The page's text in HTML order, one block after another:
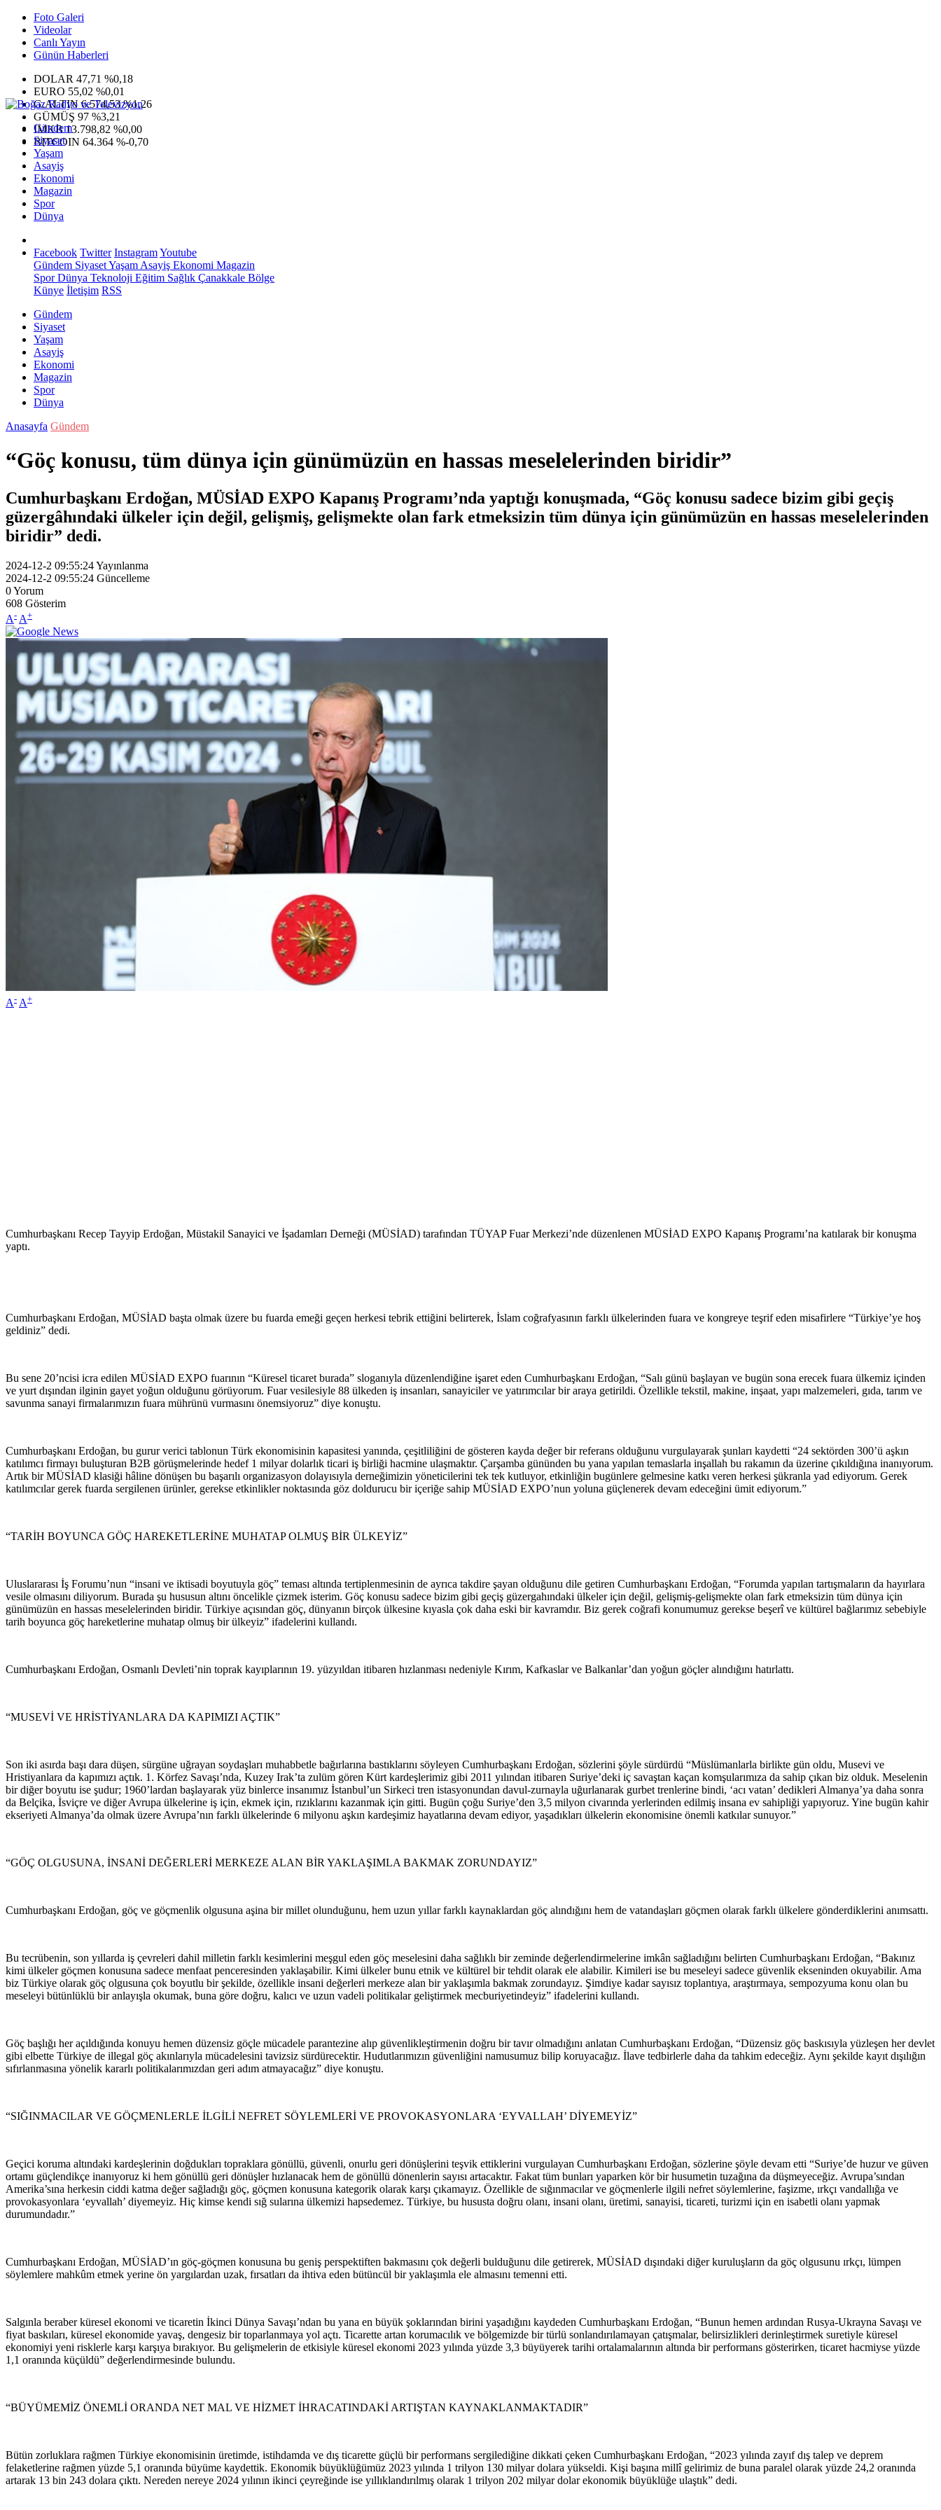
Foto Galeri
Videolar
Canlı Yayın
Günün Haberleri
DOLAR 47,71 %0,18
EURO 55,02 %0,01
G.ALTIN6.574,53 %1,26
GÜMÜŞ 97 %3,21
IMKB13.798,82 %0,00
BITCOIN 64.364 %-0,70
Gündem
Siyaset
Yaşam
Asayiş
Ekonomi
Magazin
Spor
Dünya
Facebook Twitter InstagramYoutube
Gündem SiyasetYaşam Asayiş Ekonomi Magazin
SporDünya Teknoloji Eğitim Sağlık Çanakkale Bölge
Künye İletişim RSS
Gündem
Siyaset
Yaşam
Asayiş
Ekonomi
Magazin
Spor
Dünya
Anasayfa Gündem
“Göç konusu, tüm dünya için günümüzün en hassas meselelerinden biridir”
Cumhurbaşkanı Erdoğan, MÜSİAD EXPO Kapanış Programı’nda yaptığı konuşmada, “Göç konusu sadece bizim gibi geçiş
güzergâhındaki ülkeler için değil, gelişmiş, gelişmekte olan fark etmeksizin tüm dünya için günümüzün en hassas meselelerinden
biridir” dedi.
2024-12-2 09:55:24Yayınlanma
2024-12-2 09:55:24 Güncelleme
0Yorum
608 Gösterim
A- A+
A- A+
Cumhurbaşkanı Recep Tayyip Erdoğan, Müstakil Sanayici ve İşadamları Derneği (MÜSİAD) tarafından TÜYAP Fuar Merkezi’nde düzenlenen MÜSİAD EXPO Kapanış Programı’na katılarak bir konuşma
yaptı.
Cumhurbaşkanı Erdoğan, MÜSİAD başta olmak üzere bu fuarda emeği geçen herkesi tebrik ettiğini belirterek, İslam coğrafyasının farklı ülkelerinden fuara ve kongreye teşrif eden misafirlere “Türkiye’ye hoş
geldiniz” dedi.
Bu sene 20’ncisi icra edilen MÜSİAD EXPO fuarının “Küresel ticaret burada” sloganıyla düzenlendiğine işaret eden Cumhurbaşkanı Erdoğan, “Salı günü başlayan ve bugün sona erecek fuara ülkemiz içinden
ve yurt dışından ilginin gayet yoğun olduğunu görüyorum. Fuar vesilesiyle 88 ülkeden iş insanları, sanayiciler ve yatırımcılar bir araya getirildi. Özellikle tekstil, makine, inşaat, yapı malzemeleri, gıda, tarım ve
savunma sanayi firmalarımızın fuara mührünü vurmasını önemsiyoruz” diye konuştu.
Cumhurbaşkanı Erdoğan, bu gurur verici tablonun Türk ekonomisinin kapasitesi yanında, çeşitliliğini de gösteren kayda değer bir referans olduğunu vurgulayarak şunları kaydetti “24 sektörden 300’ü aşkın
katılımcı firmayı buluşturan B2B görüşmelerinde hedef 1 milyar dolarlık ticari iş birliği hacmine ulaşmaktır. Çarşamba gününden bu yana yapılan temaslarla inşallah bu rakamın da üzerine çıkıldığına inanıyorum.
Artık bir MÜSİAD klasiği hâline dönüşen bu başarılı organizasyon dolayısıyla derneğimizin yöneticilerini tek tek kutluyor, etkinliğin bugünlere gelmesine katkı veren herkesi şükranla yad ediyorum. Gerek
katılımcılar gerek fuarda sergilenen ürünler, gerekse etkinlikler noktasında göz doldurucu bir içeriğe sahip MÜSİAD EXPO’nun yoluna güçlenerek devam edeceğini ümit ediyorum.”
“TARİH BOYUNCA GÖÇ HAREKETLERİNE MUHATAP OLMUŞ BİR ÜLKEYİZ”
Uluslararası İş Forumu’nun “insani ve iktisadi boyutuyla göç” teması altında tertiplenmesinin de ayrıca takdire şayan olduğunu dile getiren Cumhurbaşkanı Erdoğan, “Forumda yapılan tartışmaların da hayırlara
vesile olmasını diliyorum. Burada şu hususun altını öncelikle çizmek isterim. Göç konusu sadece bizim gibi geçiş güzergahındaki ülkeler için değil, gelişmiş-gelişmekte olan fark etmeksizin tüm dünya için
günümüzün en hassas meselelerinden biridir. Türkiye açısından göç, dünyanın birçok ülkesine kıyasla çok daha eski bir kavramdır. Biz gerek coğrafi konumumuz gerekse beşerî ve kültürel bağlarımız sebebiyle
tarih boyunca göç hareketlerine muhatap olmuş bir ülkeyiz” ifadelerini kullandı.
Cumhurbaşkanı Erdoğan, Osmanlı Devleti’nin toprak kayıplarının 19. yüzyıldan itibaren hızlanması nedeniyle Kırım, Kafkaslar ve Balkanlar’dan yoğun göçler alındığını hatırlattı.
“MUSEVİ VE HRİSTİYANLARA DA KAPIMIZI AÇTIK”
Son iki asırda başı dara düşen, sürgüne uğrayan soydaşları muhabbetle bağırlarına bastıklarını söyleyen Cumhurbaşkanı Erdoğan, sözlerini şöyle sürdürdü “Müslümanlarla birlikte gün oldu, Musevi ve
Hristiyanlara da kapımızı açtık. 1. Körfez Savaşı’nda, Kuzey Irak’ta zulüm gören Kürt kardeşlerimiz gibi 2011 yılından itibaren Suriye’deki iç savaştan kaçan komşularımıza da sahip çıkan biz olduk. Meselenin
bir diğer boyutu ise şudur; 1960’lardan başlayarak yüz binlerce insanımız İstanbul’un Sirkeci tren istasyonundan davul-zurnayla uğurlanarak gurbet trenlerine bindi, ‘acı vatan’ dedikleri Almanya’ya daha sonra
da Belçika, İsviçre ve diğer Avrupa ülkelerine iş için, ekmek için, rızıklarını kazanmak için gitti. Bugün çoğu Suriye’den 3,5 milyon civarında yerlerinden edilmiş insana ev sahipliği yapıyoruz. Yine bugün kahir
ekseriyeti Almanya’da olmak üzere Avrupa’nın farklı ülkelerinde 6 milyonu aşkın kardeşimiz hayatlarına devam ediyor, yaşadıkları ülkelerin ekonomisine önemli katkılar sunuyor.”
“GÖÇ OLGUSUNA, İNSANİ DEĞERLERİ MERKEZE ALAN BİR YAKLAŞIMLA BAKMAK ZORUNDAYIZ”
Cumhurbaşkanı Erdoğan, göç ve göçmenlik olgusuna aşina bir millet olunduğunu, hem uzun yıllar farklı kaynaklardan göç alındığını hem de vatandaşları göçmen olarak farklı ülkelere gönderdiklerini anımsattı.
Bu tecrübenin, son yıllarda iş çevreleri dahil milletin farklı kesimlerini meşgul eden göç meselesini daha sağlıklı bir zeminde değerlendirmelerine imkân sağladığını belirten Cumhurbaşkanı Erdoğan, “Bakınız
kimi ülkeler göçmen konusuna sadece menfaat penceresinden yaklaşabilir. Kimi ülkeler bunu etnik ve kültürel bir tehdit olarak ele alabilir. Kimileri ise bu meseleyi sadece güvenlik ekseninden okuyabilir. Ama
biz Türkiye olarak göç olgusuna çok boyutlu bir şekilde, özellikle insani değerleri merkeze alan bir yaklaşımla bakmak zorundayız. Şimdiye kadar sayısız toplantıya, araştırmaya, sempozyuma konu olan bu
meseleyi bütünlüklü bir anlayışla okumak, buna göre doğru, kalıcı ve uzun vadeli politikalar geliştirmek mecburiyetindeyiz” ifadelerini kullandı.
Göç başlığı her açıldığında konuyu hemen düzensiz göçle mücadele parantezine alıp güvenlikleştirmenin doğru bir tavır olmadığını anlatan Cumhurbaşkanı Erdoğan, “Düzensiz göç baskısıyla yüzleşen her devlet
gibi elbette Türkiye de illegal göç akınlarıyla mücadelesini tavizsiz sürdürecektir. Hudutlarımızın güvenliğini namusumuz bilip koruyacağız. İlave tedbirlerle daha da tahkim edeceğiz. Aynı şekilde kayıt dışılığın
sıfırlanmasına yönelik kararlı politikalarımızdan geri adım atmayacağız” diye konuştu.
“SIĞINMACILAR VE GÖÇMENLERLE İLGİLİ NEFRET SÖYLEMLERİ VE PROVOKASYONLARA ‘EYVALLAH’ DİYEMEYİZ”
Geçici koruma altındaki kardeşlerinin doğdukları topraklara gönüllü, güvenli, onurlu geri dönüşlerini teşvik ettiklerini vurgulayan Cumhurbaşkanı Erdoğan, sözlerine şöyle devam etti “Suriye’de huzur ve güven
ortamı güçlendikçe inanıyoruz ki hem gönüllü geri dönüşler hızlanacak hem de gönüllü dönenlerin sayısı artacaktır. Fakat tüm bunları yaparken kör bir husumetin tuzağına da düşmeyeceğiz. Avrupa’sından
Amerika’sına herkesin ciddi katma değer sağladığı göç, göçmen konusuna kategorik olarak karşı çıkamayız. Özellikle de sığınmacılar ve göçmenlerle ilgili nefret söylemlerine, faşizme, ırkçı vandallığa ve
provokasyonlara ‘eyvallah’ diyemeyiz. Hiç kimse kendi sığ sularına ülkemizi hapsedemez. Türkiye, bu hususta doğru olanı, insani olanı, üretimi, sanayisi, ticareti, turizmi için en isabetli olanı yapmak
durumundadır.”
Cumhurbaşkanı Erdoğan, MÜSİAD’ın göç-göçmen konusuna bu geniş perspektiften bakmasını çok değerli bulduğunu dile getirerek, MÜSİAD dışındaki diğer kuruluşların da göç olgusunu ırkçı, lümpen
söylemlere mahkûm etmek yerine ön yargılardan uzak, fırsatları da ihtiva eden bütüncül bir yaklaşımla ele almasını temenni etti.
Salgınla beraber küresel ekonomi ve ticaretin İkinci Dünya Savaşı’ndan bu yana en büyük şoklarından birini yaşadığını kaydeden Cumhurbaşkanı Erdoğan, “Bunun hemen ardından Rusya-Ukrayna Savaşı ve
fiyat baskıları, küresel ekonomide yavaş, dengesiz bir toparlanmaya yol açtı. Ticarette artan korumacılık ve bölgemizde bir türlü sonlandırılamayan çatışmalar, belirsizlikleri derinleştirmek suretiyle küresel
ekonomiyi yeni risklerle karşı karşıya bırakıyor. Bu gelişmelerin de etkisiyle küresel ekonomi 2023 yılında yüzde 3,3 büyüyerek tarihi ortalamalarının altında bir performans gösterirken, ticaret hacmiyse yüzde
1,1 oranında küçüldü” değerlendirmesinde bulundu.
“BÜYÜMEMİZ ÖNEMLİ ORANDA NET MAL VE HİZMET İHRACATINDAKİ ARTIŞTAN KAYNAKLANMAKTADIR”
Bütün zorluklara rağmen Türkiye ekonomisinin üretimde, istihdamda ve dış ticarette güçlü bir performans sergilediğine dikkati çeken Cumhurbaşkanı Erdoğan, “2023 yılında zayıf dış talep ve deprem
felaketlerine rağmen yüzde 5,1 oranında büyüme kaydettik. Ekonomik büyüklüğümüz 2023 yılında 1 trilyon 130 milyar dolara yükseldi. Kişi başına millî gelirimiz de buna paralel olarak yüzde 24,2 oranında
artarak 13 bin 243 dolara çıktı. Nereden nereye 2024 yılının ikinci çeyreğinde ise yıllıklandırılmış olarak 1 trilyon 202 milyar dolar ekonomik büyüklüğe ulaştık” dedi.